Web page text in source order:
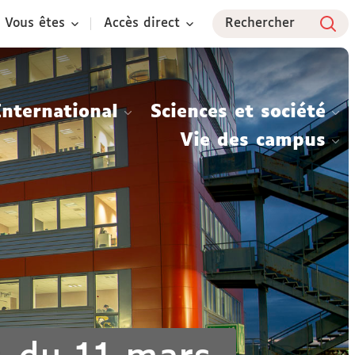
Vous êtes Accès direct Rechercher
Sciences et société
Vie des campus